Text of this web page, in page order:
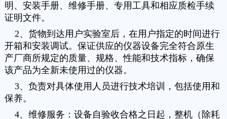
明、安装手册、维修手册、专用工具和相应质检手续
证明文件。
2、货物到达用户实验室后，在用户指定的时间进行
开箱和安装调试。保证供应的仪器设备完全符合原生
产厂商所规定的质量、规格、性能和技术指标，确保
该产品为全新未使用过的仪器。
3、负责对具体使用人员进行技术培训，包括使用和
保养。
4、维修服务：设备自验收合格之日起，整机（除耗